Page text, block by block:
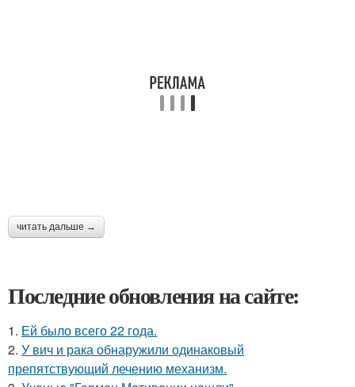
читать дальше →
Последние обновления на сайте:
1. Ей было всего 22 года.
2. У вич и рака обнаружили одинаковый
препятствующий лечению механизм.